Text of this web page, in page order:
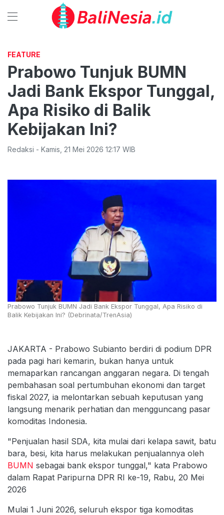
FEATURE
Prabowo Tunjuk BUMN
Jadi Bank Ekspor Tunggal,
Apa Risiko di Balik
Kebijakan Ini?
Redaksi - Kamis 21 Mei 2026 12:17 WIB
Prabowo Tunjuk BUMN Jadi Bank Ekspor Tunggal, Apa Risiko di
Balik Kebijakan Ini? (Debrinata/TrenAsia)
JAKARTA - Prabowo Subianto berdiri di podium DPR
pada pagi hari kemarin, bukan hanya untuk
memaparkan rancangan anggaran negara. Di tengah
pembahasan soal pertumbuhan ekonomi dan target
fiskal 2027, ia melontarkan sebuah keputusan yang
langsung menarik perhatian dan mengguncang pasar
komoditas Indonesia.
"Penjualan hasil SDA, kita mulai dari kelapa sawit, batu
bara, besi, kita harus melakukan penjualannya oleh
BUMN sebagai bank ekspor tunggal," kata Prabowo
dalam Rapat Paripurna DPR RI ke-19, Rabu, 20 Mei
2026
Mulai 1 Juni 2026, seluruh ekspor tiga komoditas